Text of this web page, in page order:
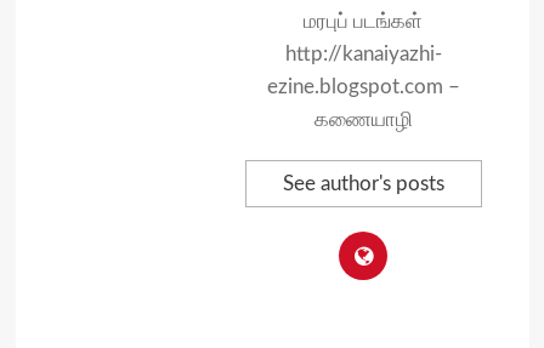
மரபுப் படங்கள்
http://kanaiyazhi-
ezine.blogspot.com –
கணையாழி
See author's posts